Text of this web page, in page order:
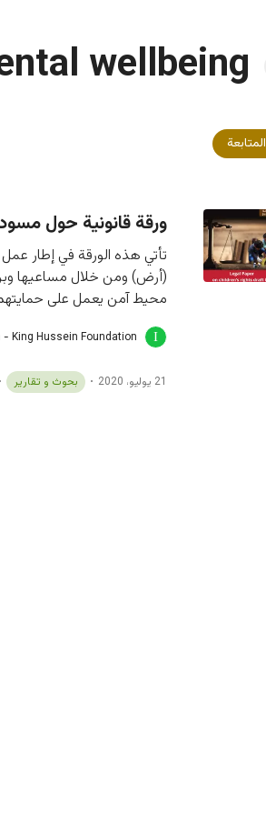
wellbeing
المتابعة
ورقة قانونية حول
تأتي هذه الورقة في إطار عمل
(أرض) ومن خلال مساعيها
محيط آمن يعمل على
King Hussein Foundation
21 يوليو، 2020 بحوث و تقارير